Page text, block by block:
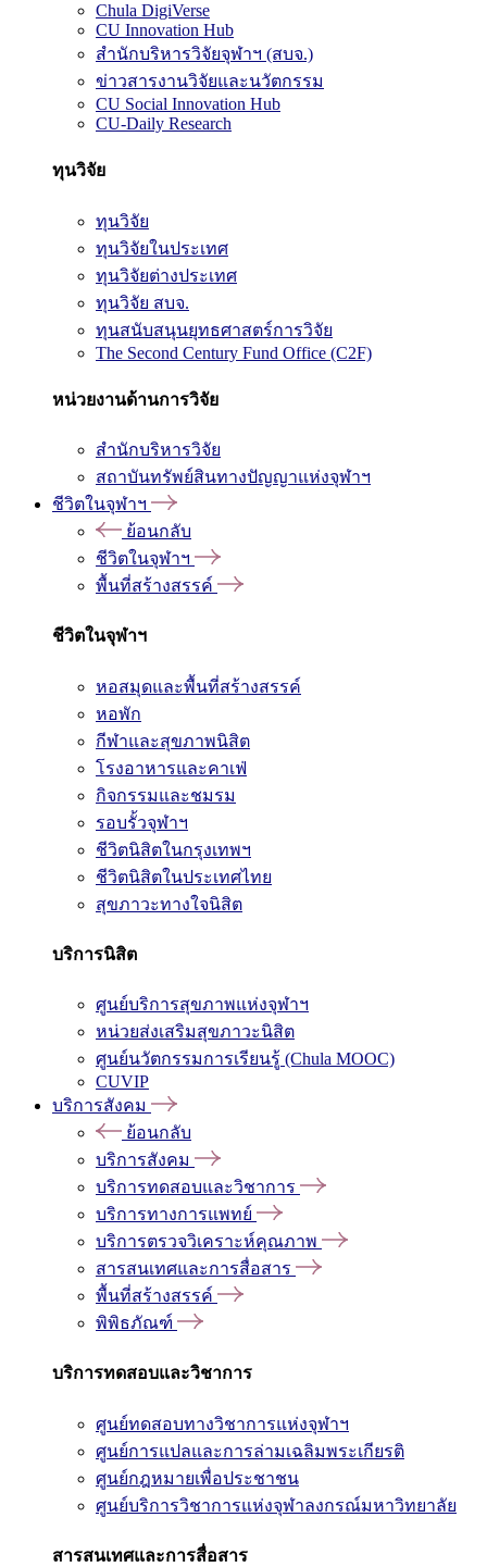
Chula DigiVerse
CU Innovation Hub
สำนักบริหารวิจัยจุฬาฯ (สบจ.)
ข่าวสารงานวิจัยและนวัตกรรม
CU Social Innovation Hub
CU-Daily Research
ทุนวิจัย
ทุนวิจัย
ทุนวิจัยในประเทศ
ทุนวิจัยต่างประเทศ
ทุนวิจัย สบจ.
ทุนสนับสนุนยุทธศาสตร์การวิจัย
The Second Century Fund Office (C2F)
หน่วยงานด้านการวิจัย
สำนักบริหารวิจัย
สถาบันทรัพย์สินทางปัญญาแห่งจุฬาฯ
ชีวิตในจุฬาฯ
ย้อนกลับ
ชีวิตในจุฬาฯ
พื้นที่สร้างสรรค์
ชีวิตในจุฬาฯ
หอสมุดและพื้นที่สร้างสรรค์
หอพัก
กีฬาและสุขภาพนิสิต
โรงอาหารและคาเฟ่
กิจกรรมและชมรม
รอบรั้วจุฬาฯ
ชีวิตนิสิตในกรุงเทพฯ
ชีวิตนิสิตในประเทศไทย
สุขภาวะทางใจนิสิต
บริการนิสิต
ศูนย์บริการสุขภาพแห่งจุฬาฯ
หน่วยส่งเสริมสุขภาวะนิสิต
ศูนย์นวัตกรรมการเรียนรู้ (Chula MOOC)
CUVIP
บริการสังคม
ย้อนกลับ
บริการสังคม
บริการทดสอบและวิชาการ
บริการทางการแพทย์
บริการตรวจวิเคราะห์คุณภาพ
สารสนเทศและการสื่อสาร
พื้นที่สร้างสรรค์
พิพิธภัณฑ์
บริการทดสอบและวิชาการ
ศูนย์ทดสอบทางวิชาการแห่งจุฬาฯ
ศูนย์การแปลและการล่ามเฉลิมพระเกียรติ
ศูนย์กฎหมายเพื่อประชาชน
ศูนย์บริการวิชาการแห่งจุฬาลงกรณ์มหาวิทยาลัย
สารสนเทศและการสื่อสาร